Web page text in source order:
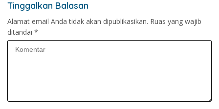
Tinggalkan Balasan
Alamat email Anda tidak akan dipublikasikan. Ruas yang wajib
ditandai *